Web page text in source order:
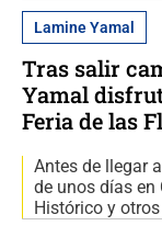
Lamine Yamal
Tras salir
Yamal
Feria de las
Antes de llegar
de unos días en
Histórico y